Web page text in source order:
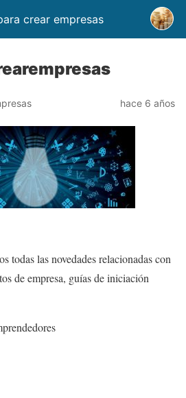
crear empresas
hace 6 años
todas las novedades relacionadas con
de empresa, guías de iniciación